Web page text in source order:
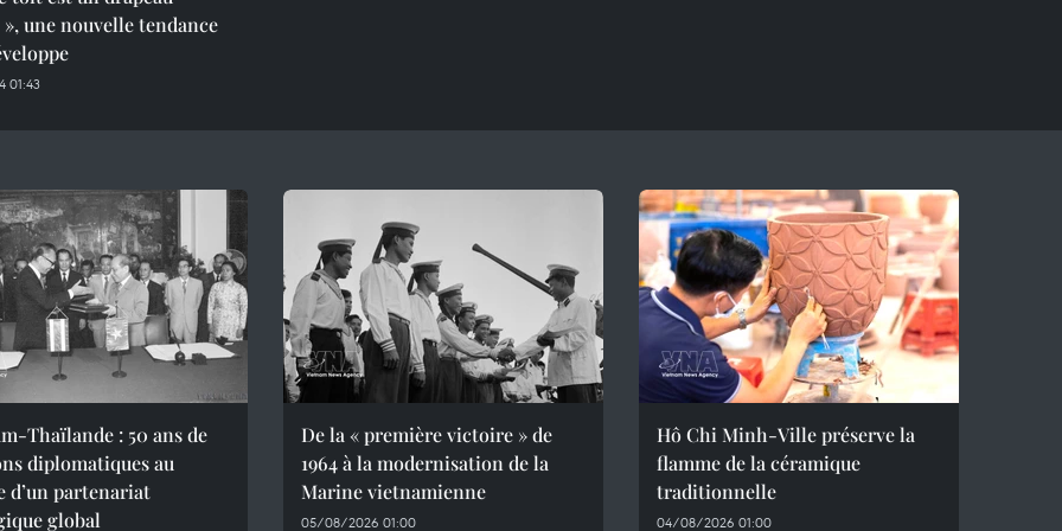
une nouvelle tendance
01:43
Thaïlande : 50 ans de
diplomatiques au
d’un partenariat
global
De la « première victoire » de
1964 à la modernisation de la
Marine vietnamienne
05/08/2026 01:00
Hô Chi Minh-Ville préserve la
flamme de la céramique
traditionnelle
04/08/2026 01:00